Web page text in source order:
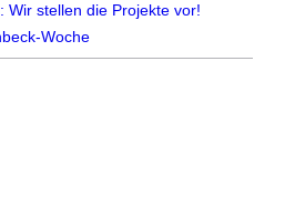
Wir stellen die Projekte vor!
Woche